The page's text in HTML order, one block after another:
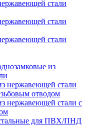
стали
стали
стали
из
нержавеющей стали
отводом
нержавеющей стали с
для ПВХ/ПНД